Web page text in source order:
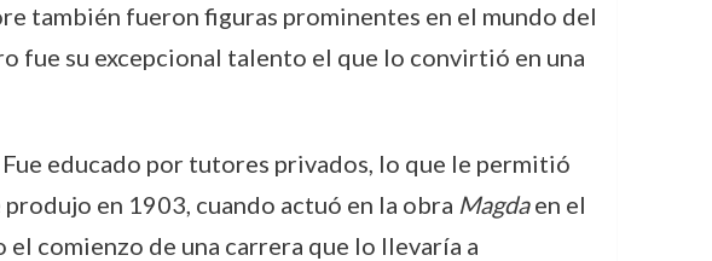
también fueron figuras prominentes en el mundo del
fue su excepcional talento el que lo convirtió en una
educado por tutores privados, lo que le permitió
en 1903, cuando actuó en la obra Magdaen el
comienzo de una carrera que lo llevaría a